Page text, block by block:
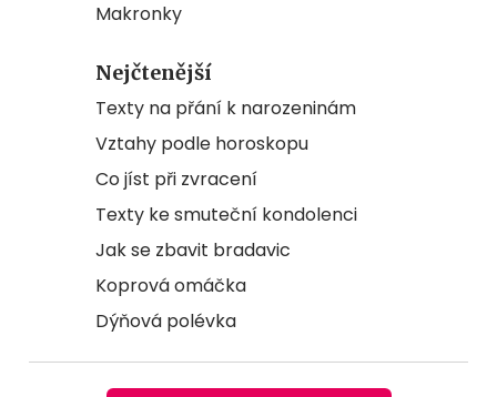
Makronky
Nejčtenější
Texty na přání k narozeninám
Vztahy podle horoskopu
Co jíst při zvracení
Texty ke smuteční kondolenci
Jak se zbavit bradavic
Koprová omáčka
Dýňová polévka